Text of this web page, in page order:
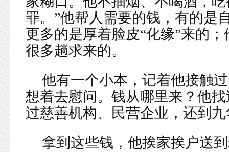
罪。”他帮人需要的钱，有的是
更多的是厚着脸皮“化缘”来的
很多趟求来的。
他有一个小本，记着他接触
想着去慰问。钱从哪里来？他
过慈善机构、民营企业，还到
拿到这些钱，他挨家挨户送